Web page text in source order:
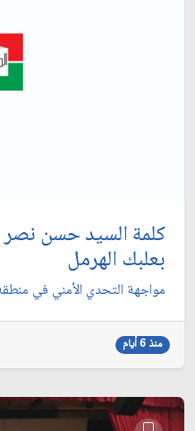
كلمة السيد حسن نصر
بعلبك الهرمل
مواجهة التحدي الأمني في
منذ 6 أيام